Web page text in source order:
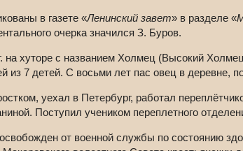
в газете «Ленинский завет» в разделе «
очерка значился З. Буров.
на хуторе с названием Холмец (Высокий
из 7 детей. С восьми лет пас овец в деревне,
уехал в Петербург, работал
Поступил учеником переплетного
от военной службы по состоянию